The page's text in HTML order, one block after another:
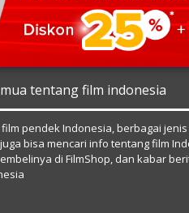
tentang film indonesia
pendek Indonesia, berbagai
bisa mencari info tentang film
di FilmShop, dan kabar